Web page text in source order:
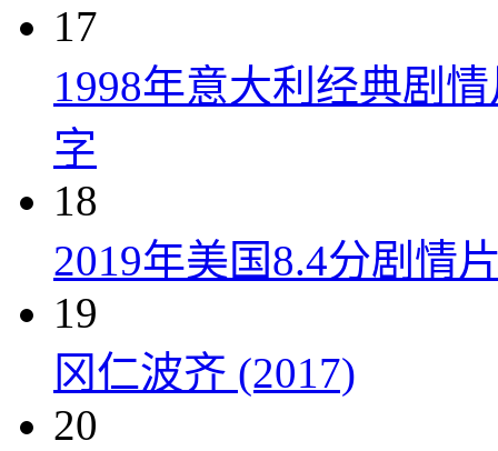
17
1998年意大利经典剧
字
18
2019年美国8.4分剧情
19
冈仁波齐 (2017)
20